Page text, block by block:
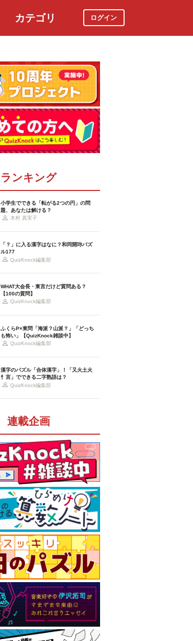
カテゴリ ログイン
ランキング
小学生でできる「転がる2つの円」の問
題、あなたは解ける？
木村 真実子
「？」に入る漢字はなに？和同開珎パズ
ル177
QuizKnock編集部
WHAT大会長・東言だけど質問ある？
【100の質問】
QuizKnock編集部
ふくらP×東問「海派？山派？」「どっち
も怖い」【QuizKnock雑談中】
QuizKnock編集部
漢字のパズル「合体漢字」！「又火土火
忄言」でできる二字熟語は？
QuizKnock編集部
連載企画